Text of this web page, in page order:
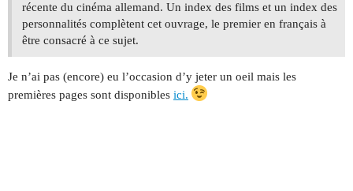
récente du cinéma allemand. Un index des films et un index des
personnalités complètent cet ouvrage, le premier en français à
être consacré à ce sujet.
Je n’ai pas (encore) eu l’occasion d’y jeter un oeil mais les
premières pages sont disponibles ici.